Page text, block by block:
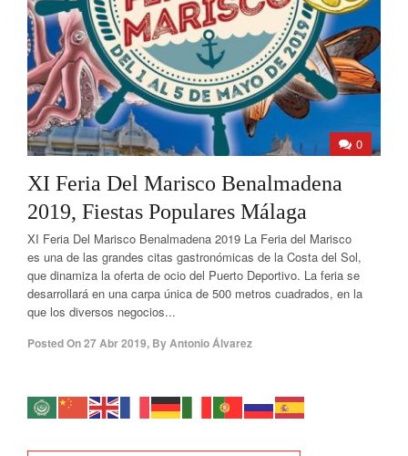
0
XI Feria Del Marisco Benalmadena
2019, Fiestas Populares Málaga
XI Feria Del Marisco Benalmadena 2019 La Feria del Marisco
es una de las grandes citas gastronómicas de la Costa del Sol,
que dinamiza la oferta de ocio del Puerto Deportivo. La feria se
desarrollará en una carpa única de 500 metros cuadrados, en la
que los diversos negocios...
Posted On27 Abr 2019, ByAntonio Álvarez